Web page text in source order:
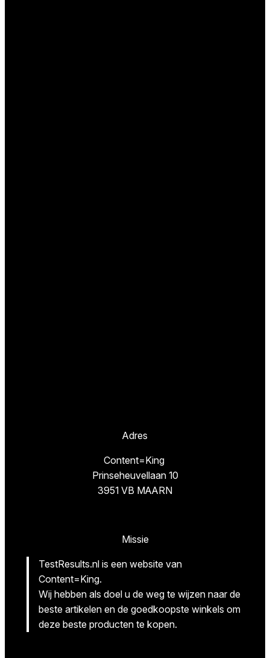
Adres
Content=King
Prinseheuvellaan 10
3951 VB MAARN
Missie
TestResults.nl is een website van
Content=King.
Wij hebben als doel u de weg te wijzen naar de
beste artikelen en de goedkoopste winkels om
deze beste producten te kopen.